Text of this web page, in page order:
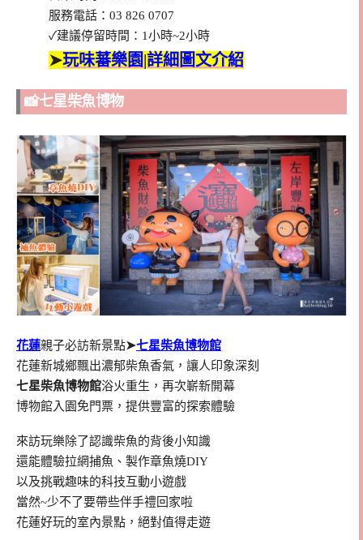
服務電話：03 826 0707
✓建議停留時間：1小時~2小時
➤玩味蕃樂園|詳細圖文介紹
📸七星柴魚博物
花蓮親子必訪新景點➤七星柴魚博物館
花蓮新城鄉飄出濃郁柴魚香氣，讓人印象深刻
七星柴魚博物館浴火重生，再次嶄新開幕
博物館入園免門票，提供豐富的探索體驗
來訪玩樂除了認識柴魚的背後小知識
還能體驗拉網捕魚、製作章魚燒DIY
以及挑戰趣味的科技互動小遊戲
當然~少不了要帶些伴手禮回家啦
花蓮好玩的室內景點，絕對值得走遊